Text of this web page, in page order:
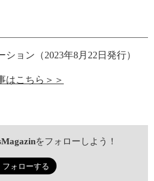
ョン（2023年8月22日発行）
はこちら＞＞
をフォローしよう！